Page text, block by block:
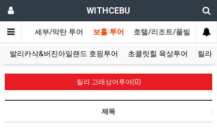
WITHCEBU
사소개 세부/막탄 투어 보홀 투어 호텔/리조트/풀빌라 세
발리카삭&버진아일랜드 호핑투어 초콜릿힐 육상투어 릴라
릴라 고래상어투어(0)
제목